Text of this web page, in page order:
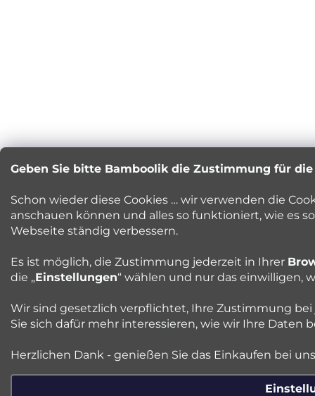
Geben Sie bitte Bamboolik die Zustimmung für die
Schon wieder diese Cookies … wir verwenden die
anschauen können und alles so funktioniert, wie es
Webseite ständig verbessern.
Es ist möglich, die Zustimmung jederzeit in Ihrer
die „Einstellungen“ wählen und nur das einwilligen,
Wir sind gesetzlich verpflichtet, Ihre Zustimmung
Sie sich dafür mehr interessieren, wie wir Ihre Daten
Herzlichen Dank - genießen Sie das Einkaufen bei